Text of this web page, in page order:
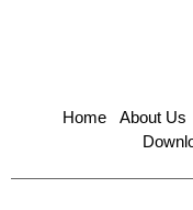
Home About Us